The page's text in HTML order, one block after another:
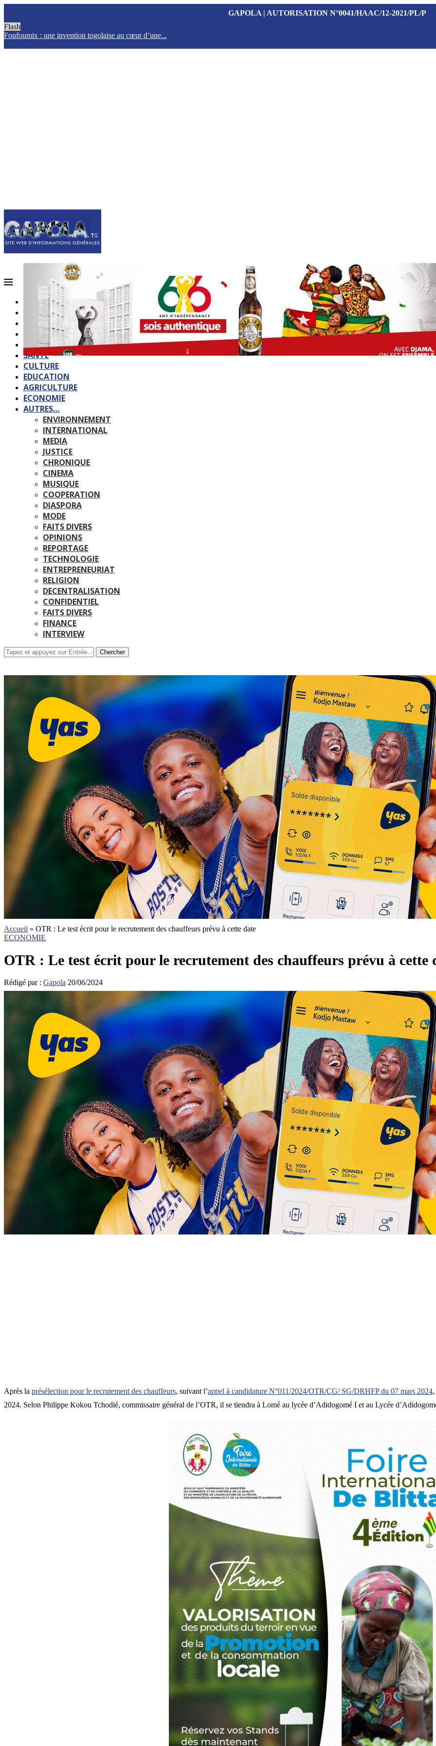
GAPOLA | AUTORISATION N°0041/HAAC/12-2021/PL/P
Flash
Foufoumix : une invention togolaise au cœur d’une...
ACCUEIL
QUI SOMMES-NOUS?
POLITIQUE
SOCIETE
SPORTS
SANTE
CULTURE
EDUCATION
AGRICULTURE
ECONOMIE
AUTRES…
ENVIRONNEMENT
INTERNATIONAL
MEDIA
JUSTICE
CHRONIQUE
CINEMA
MUSIQUE
COOPERATION
DIASPORA
MODE
FAITS DIVERS
OPINIONS
REPORTAGE
TECHNOLOGIE
ENTREPRENEURIAT
RELIGION
DECENTRALISATION
CONFIDENTIEL
FAITS DIVERS
FINANCE
INTERVIEW
Chercher
Accueil » OTR : Le test écrit pour le recrutement des chauffeurs prévu à cette date
ECONOMIE
OTR : Le test écrit pour le recrutement des chauffeurs prévu à cette
Rédigé par : Gapola 20/06/2024
Après la présélection pour le recrutement des chauffeurs, suivant l’appel à candidature N°011/2024/OTR/CG/ SG/DRHFP du 07 mars 2024,
2024. Selon Philippe Kokou Tchodié, commissaire général de l’OTR, il se tiendra à Lomé au lycée d’Adidogomé I et au Lycée